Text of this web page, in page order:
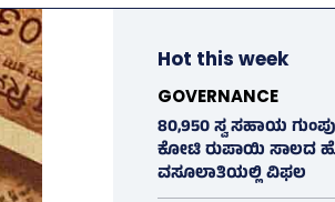
Hot this week
GOVERNANCE
80,950 ಸ್ವ ಸಹಾಯ
ಕೋಟಿ ರುಪಾಯಿ ಸಾಲದ
ವಸೂಲಾತಿಯಲ್ಲಿ ವಿಫಲ